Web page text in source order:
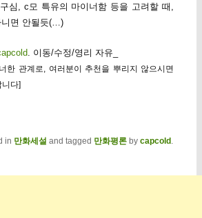
심, c모 특유의 마이너함 등을 고려할 때,
니면 안될듯(…)
. 이동/수정/영리 자유_
한 관계로, 여러분이 추천을 뿌리지 않으시면
니다]
in 만화세설 and tagged 만화평론by capcold .